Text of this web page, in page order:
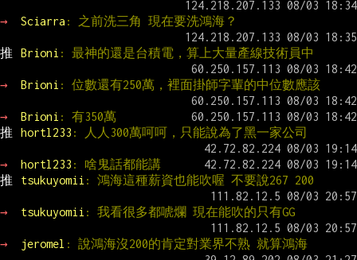
→ Sciarra : 之前洗三角 現在要洗鴻海？
推 Brioni : 最神的還是台積電，算上大量產線技術員中
→ Brioni : 位數還有250萬，裡面掛師字輩的中位數應該
→ Brioni : 有350萬
推
hortl233 : 人人300萬呵呵，只能說為了黑一家公司
→ hortl233 : 啥鬼話都能講
推
tsukuyomii : 鴻海這種薪資也能吹喔 不要說267 200
→ tsukuyomii : 我看很多都唬爛 現在能吹的只有GG
→ jeromel : 說鴻海沒200的肯定對業界不熟 就算鴻海